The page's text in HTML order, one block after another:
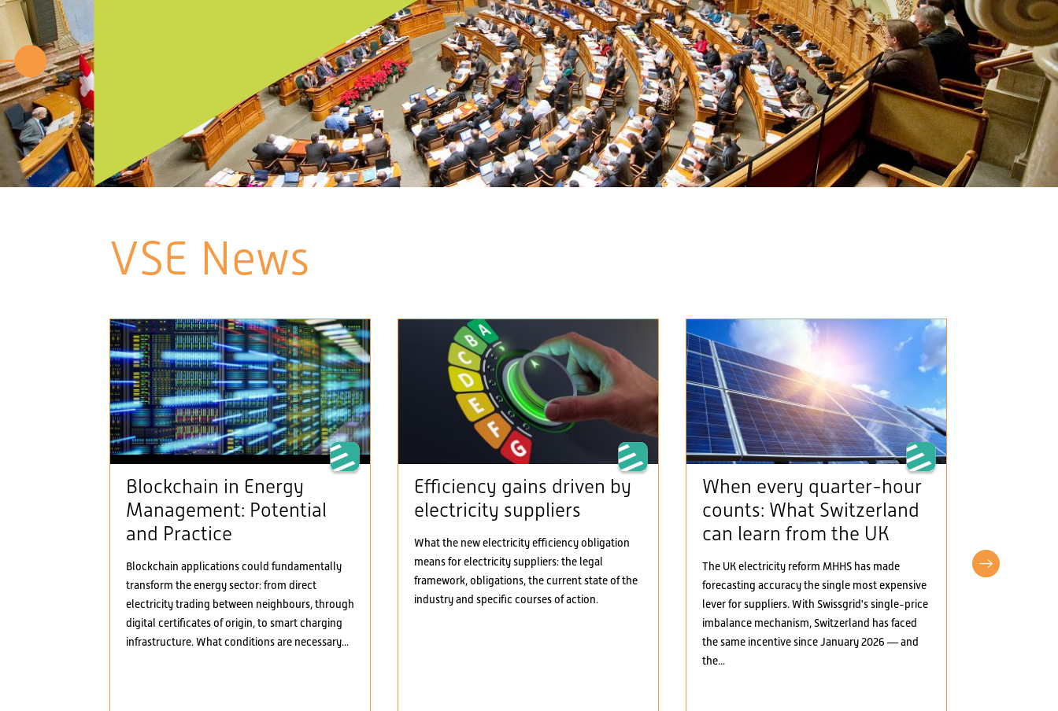
VSE News
Blockchain in Energy
Management: Potential
and Practice
Blockchain applications could fundamentally
transform the energy sector: from direct
electricity trading between neighbours, through
digital certificates of origin, to smart charging
infrastructure. What conditions are necessary...
Efficiency gains driven by
electricity suppliers
What the new electricity efficiency obligation
means for electricity suppliers: the legal
framework, obligations, the current state of the
industry and specific courses of action.
When every quarter-hour
counts: What Switzerland
can learn from the UK
The UK electricity reform MHHS has made
forecasting accuracy the single most expensive
lever for suppliers. With Swissgrid's single-price
imbalance mechanism, Switzerland has faced
the same incentive since January 2026 — and
the...